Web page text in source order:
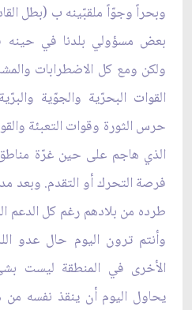
بعض مسؤولي بلدنا في حينه
ولكن ومع كل الاضطرابات
القوات البحرّية والجوّية
حرس الثورة وقوات التعبئة
الذي هاجم على حين غرّة
فرصة التحرك أو التقدم. وبعد
طرده من بلادهم رغم كل الدعم
وأنتم ترون اليوم حال عدو
الأخرى في المنطقة ليست
يحاول اليوم أن ينقذ نفسه من